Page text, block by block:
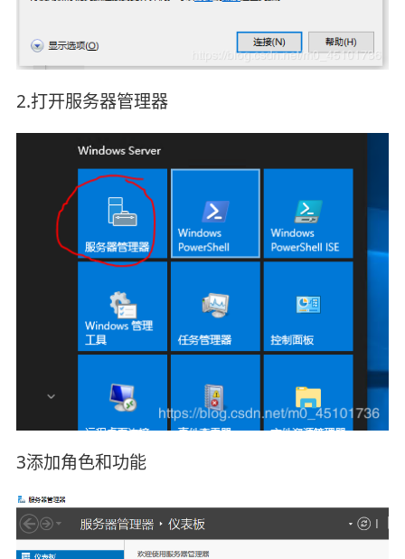
2.打开服务器管理器
3添加角色和功能